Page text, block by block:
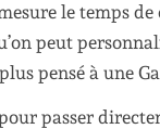
le temps
peut
pensé à une
passer